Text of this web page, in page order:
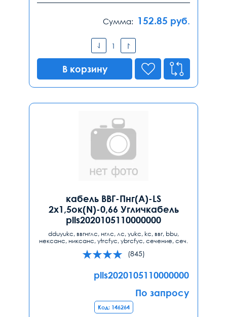
Сумма: 152.85 руб.
В корзину
кабель ВВГ-Пнг(А)-LS
2х1,5ок(N)-0,66 Угличкабель
plls2020105110000000
dduyukc, ввгнглс, нглс, лс, yukc, kc, ввг, bbu,
нексанс, никсанс, ytrcfyc, ybrcfyc, сечение, сеч.
(845)
plls2020105110000000
По запросу
Код: 146264